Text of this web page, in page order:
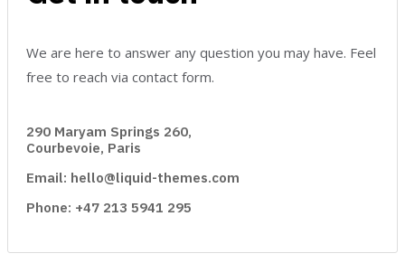
We are here to answer any question you may have. Feel
free to reach via contact form.
290 Maryam Springs 260,
Courbevoie, Paris
Email: hello@liquid-themes.com
Phone: +47 213 5941 295